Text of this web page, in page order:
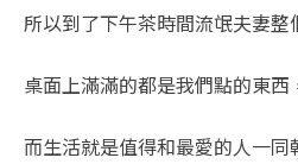
所以到了下午茶時間流氓夫妻整
桌面上滿滿的都是我們點的東西
而生活就是值得和最愛的人一同